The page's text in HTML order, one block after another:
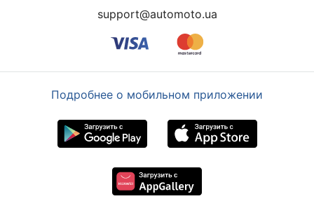
support@automoto.ua
Подробнее о мобильном приложении